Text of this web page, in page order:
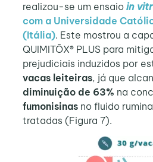
realizou-se um ensaio in
com a Universidade
(Itália). Este mostrou a
QUIMITŌX® PLUS para
prejudiciais induzidos por
vacas leiteiras, já que
diminuição de 63% na
fumonisinasno fluido
tratadas (Figura 7).